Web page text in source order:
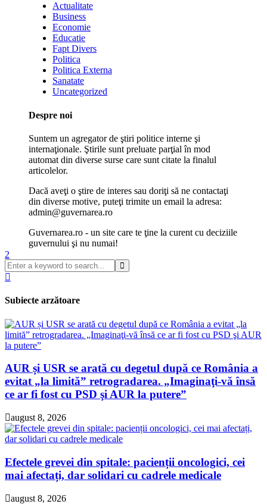
Actualitate
Business
Economie
Educatie
Fapt Divers
Politica
Politica Externa
Sanatate
Uncategorized
Despre noi
Suntem un agregator de ştiri politice interne şi
internaţionale. Ştirile sunt preluate parţial în mod
automat din diverse surse care sunt citate la finalul
articolelor.
Dacă aveţi o ştire de interes sau doriţi să ne contactaţi
din diverse motive, puteţi trimite un email la adresa:
admin@guvernarea.ro
Guvernarea.ro - un site care te ţine la curent cu deciziile
guvernului şi nu numai!
Subiecte arzătoare
AUR și USR se arată cu degetul după ce România a
evitat „la limită” retrogradarea. „Imaginaţi-vă însă
ce ar fi fost cu PSD şi AUR la putere”
august 8, 2026
Efectele grevei din spitale: pacienții oncologici, cei
mai afectați, dar solidari cu cadrele medicale
august 8, 2026